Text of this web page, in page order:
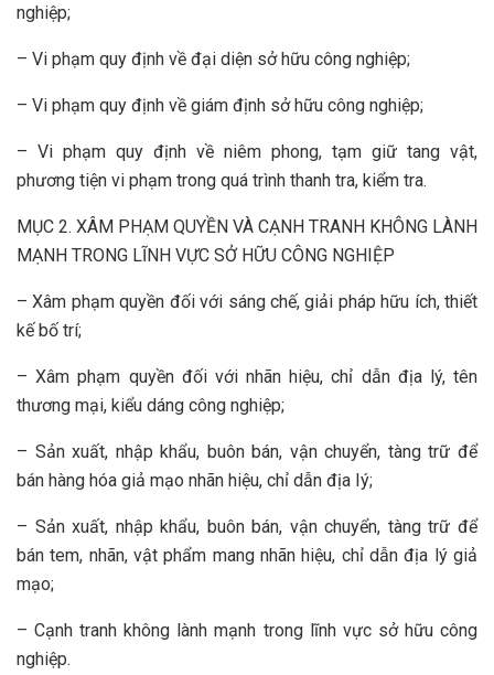
nghiệp;
– Vi phạm quy định về đại diện sở hữu công nghiệp;
– Vi phạm quy định về giám định sở hữu công nghiệp;
– Vi phạm quy định về niêm phong, tạm giữ tang vật,
phương tiện vi phạm trong quá trình thanh tra, kiểm tra.
MỤC 2. XÂM PHẠM QUYỀN VÀ CẠNH TRANH KHÔNG LÀNH
MẠNH TRONG LĨNH VỰC SỞ HỮU CÔNG NGHIỆP
– Xâm phạm quyền đối với sáng chế, giải pháp hữu ích, thiết
kế bố trí;
– Xâm phạm quyền đối với nhãn hiệu, chỉ dẫn địa lý, tên
thương mại, kiểu dáng công nghiệp;
– Sản xuất, nhập khẩu, buôn bán, vận chuyển, tàng trữ để
bán hàng hóa giả mạo nhãn hiệu, chỉ dẫn địa Iý;
– Sản xuất, nhập khẩu, buôn bán, vận chuyển, tàng trữ để
bán tem, nhãn, vật phẩm mang nhãn hiệu, chỉ dẫn địa lý giả
mạo;
– Cạnh tranh không lành mạnh trong lĩnh vực sở hữu công
nghiệp.